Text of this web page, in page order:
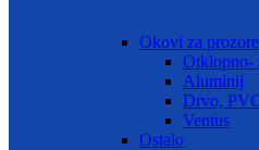
Okovi za prozore
Otklopno-
Aluminij
Drvo,
Ventus
Ostalo